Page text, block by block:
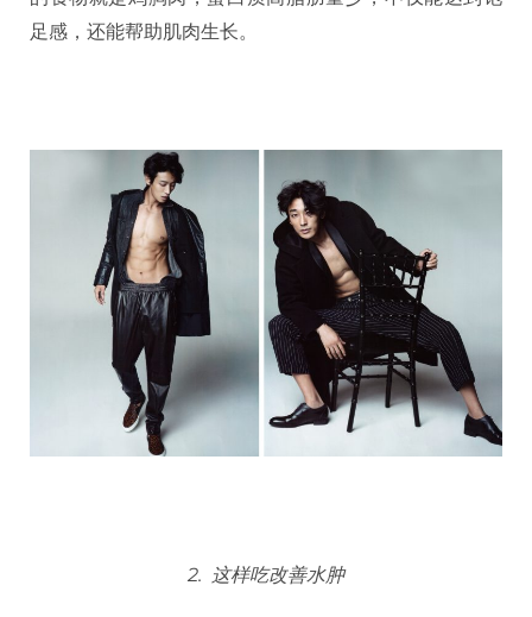
足感，还能帮助肌肉生长。
2. 这样吃改善水肿